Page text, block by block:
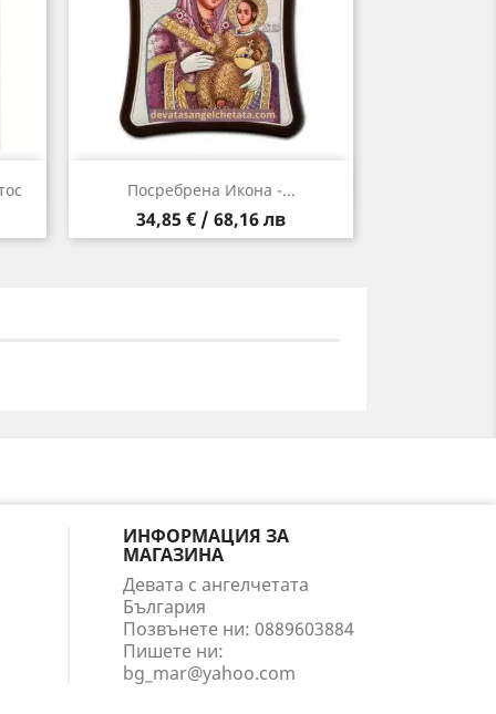
Посребрена Икона -...
Цена
34,85 € / 68,16 лв
Бърз преглед
ИНФОРМАЦИЯ ЗА
МАГАЗИНА
Девата с ангелчетата
България
Позвънете ни: 0889603884
Пишете ни:
bg_mar@yahoo.com